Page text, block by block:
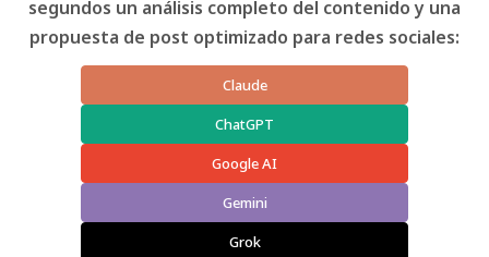
segundos un análisis completo del contenido y una
propuesta de post optimizado para redes sociales:
Claude
ChatGPT
Google AI
Gemini
Grok